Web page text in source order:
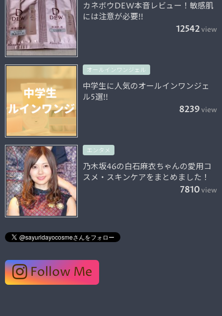
カネボウDEW本音レビュー！敏感肌
には注意が必要!!
12542view
オールインワンジェル
中学生に人気のオールインワンジェ
ル5選!!
8239view
エンタメ
乃木坂46の白石麻衣ちゃんの愛用コ
スメ・スキンケアをまとめました！
7810view
Follow Me